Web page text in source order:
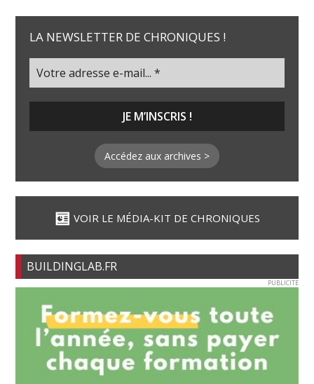
LA NEWSLETTER DE CHRONIQUES !
Accédez aux archives >
VOIR LE MÉDIA-KIT DE CHRONIQUES
BUILDINGLAB.FR
PUBLICITE